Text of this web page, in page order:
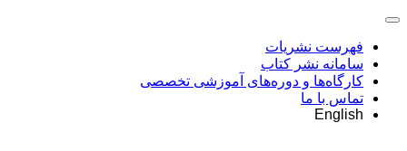
فهرست نشریات
سامانه نشر کتاب
کارگاه‌ها و دوره‌های آموزشی تخصصی
تماس با ما
English